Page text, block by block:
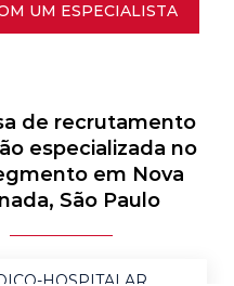
UM ESPECIALISTA
de recrutamento
especializada no
em Nova
São Paulo
HOSPITALAR